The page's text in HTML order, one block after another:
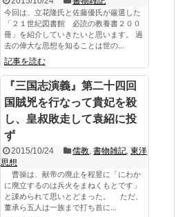
今回は、立花隆氏と佐藤優氏が厳選した
「２１世紀図書館 必読の教養書２００
冊」を紹介していきたいと思います。 過
去の偉大な思想を知ることは世の...
記事を読む
『三国志演義』第二十四回
国賊兇を行なって貴妃を殺
し、皇叔敗走して袁紹に投
ず
2015/10/24 儒教 ,書物雑記 ,東洋
思想
曹操は、献帝の廃止を程昱に「にわか
に廃立するのは兵火をまねくもとです」
と諌められて思いとどまった。 ただ、
董承ら五人は一族まで打ち首に...